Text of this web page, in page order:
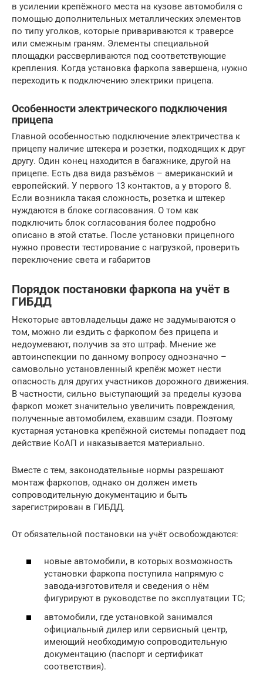
в усилении крепёжного места на кузове автомобиля с
помощью дополнительных металлических элементов
по типу уголков, которые привариваются к траверсе
или смежным граням. Элементы специальной
площадки рассверливаются под соответствующие
крепления. Когда установка фаркопа завершена, нужно
переходить к подключению электрики прицепа.
Особенности электрического подключения
прицепа
Главной особенностью подключение электричества к
прицепу наличие штекера и розетки, подходящих к друг
другу. Один конец находится в багажнике, другой на
прицепе. Есть два вида разъёмов – американский и
европейский. У первого 13 контактов, а у второго 8.
Если возникла такая сложность, розетка и штекер
нуждаются в блоке согласования. О том как
подключить блок согласования более подробно
описано в этой статье. После установки прицепного
нужно провести тестирование с нагрузкой, проверить
переключение света и габаритов
Порядок постановки фаркопа на учёт в
ГИБДД
Некоторые автовладельцы даже не задумываются о
том, можно ли ездить с фаркопом без прицепа и
недоумевают, получив за это штраф. Мнение же
автоинспекции по данному вопросу однозначно –
самовольно установленный крепёж может нести
опасность для других участников дорожного движения.
В частности, сильно выступающий за пределы кузова
фаркоп может значительно увеличить повреждения,
полученные автомобилем, ехавшим сзади. Поэтому
кустарная установка крепёжной системы попадает под
действие КоАП и наказывается материально.
Вместе с тем, законодательные нормы разрешают
монтаж фаркопов, однако он должен иметь
сопроводительную документацию и быть
зарегистрирован в ГИБДД.
От обязательной постановки на учёт освобождаются:
новые автомобили, в которых возможность
установки фаркопа поступила напрямую с
завода-изготовителя и сведения о нём
фигурируют в руководстве по эксплуатации ТС;
автомобили, где установкой занимался
официальный дилер или сервисный центр,
имеющий необходимую сопроводительную
документацию (паспорт и сертификат
соответствия).